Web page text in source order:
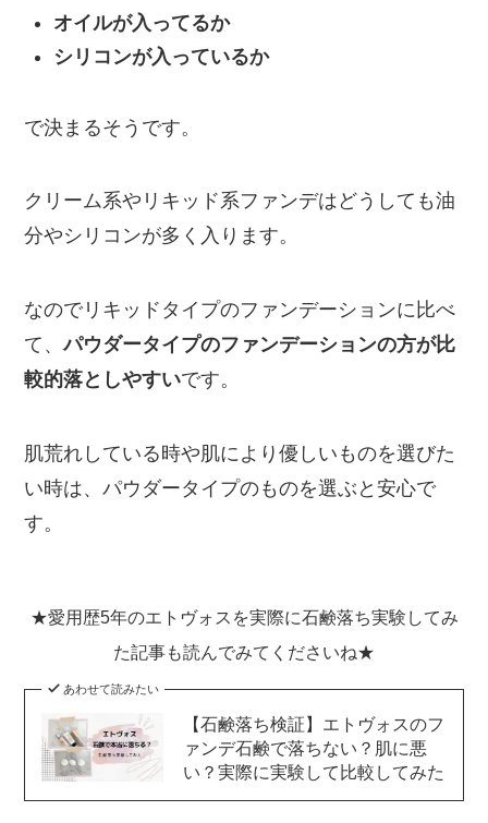
オイルが入ってるか
シリコンが入っているか
で決まるそうです。
クリーム系やリキッド系ファンデはどうしても油
分やシリコンが多く入ります。
なのでリキッドタイプのファンデーションに比べ
て、パウダータイプのファンデーションの方が比
較的落としやすいです。
肌荒れしている時や肌により優しいものを選びた
い時は、パウダータイプのものを選ぶと安心で
す。
★愛用歴5年のエトヴォスを実際に石鹸落ち実験してみ
た記事も読んでみてくださいね★
あわせて読みたい
【石鹸落ち検証】エトヴォスのフ
ァンデ石鹸で落ちない？肌に悪
い？実際に実験して比較してみた